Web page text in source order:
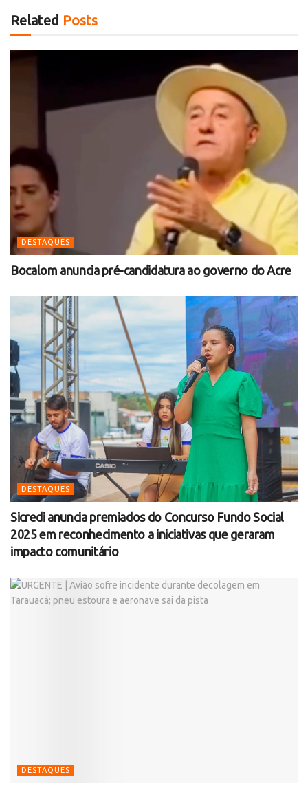
Related Posts
DESTAQUES
Bocalom anuncia pré-candidatura ao governo do Acre
DESTAQUES
Sicredi anuncia premiados do Concurso Fundo Social
2025 em reconhecimento a iniciativas que geraram
impacto comunitário
DESTAQUES